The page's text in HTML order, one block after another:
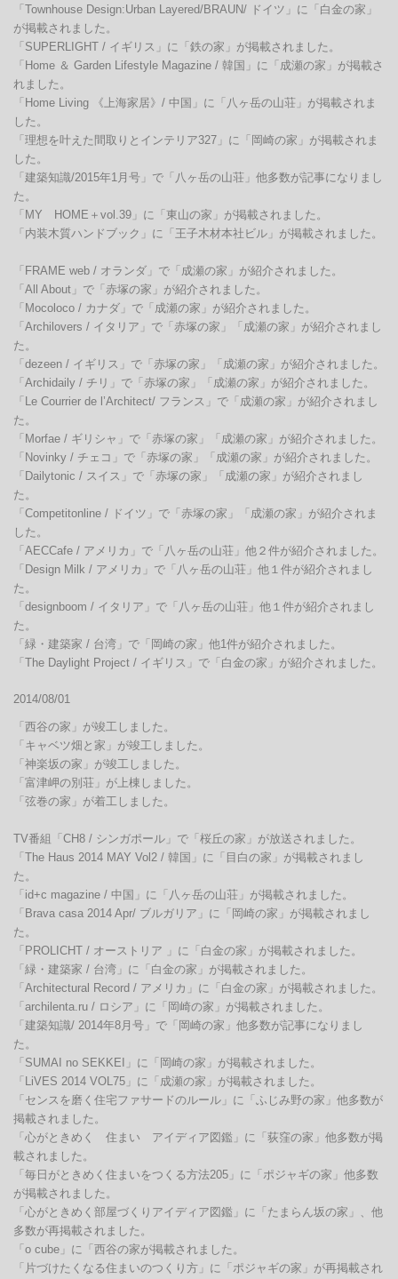
「Townhouse Design:Urban Layered/BRAUN/ ドイツ」に「白金の家」
が掲載されました。
「SUPERLIGHT / イギリス」に「鉄の家」が掲載されました。
「Home ＆ Garden Lifestyle Magazine / 韓国」に「成瀬の家」が掲載さ
れました。
「Home Living 《上海家居》/ 中国」に「八ヶ岳の山荘」が掲載されま
した。
「理想を叶えた間取りとインテリア327」に「岡崎の家」が掲載されま
した。
「建築知識/2015年1月号」で「八ヶ岳の山荘」他多数が記事になりまし
た。
「MY　HOME＋vol.39」に「東山の家」が掲載されました。
「内装木質ハンドブック」に「王子木材本社ビル」が掲載されました。
「FRAME web / オランダ」で「成瀬の家」が紹介されました。
「All About」で「赤塚の家」が紹介されました。
「Mocoloco / カナダ」で「成瀬の家」が紹介されました。
「Archilovers / イタリア」で「赤塚の家」「成瀬の家」が紹介されまし
た。
「dezeen / イギリス」で「赤塚の家」「成瀬の家」が紹介されました。
「Archidaily / チリ」で「赤塚の家」「成瀬の家」が紹介されました。
「Le Courrier de l’Architect/ フランス」で「成瀬の家」が紹介されまし
た。
「Morfae / ギリシャ」で「赤塚の家」「成瀬の家」が紹介されました。
「Novinky / チェコ」で「赤塚の家」「成瀬の家」が紹介されました。
「Dailytonic / スイス」で「赤塚の家」「成瀬の家」が紹介されまし
た。
「Competitonline / ドイツ」で「赤塚の家」「成瀬の家」が紹介されま
した。
「AECCafe / アメリカ」で「八ヶ岳の山荘」他２件が紹介されました。
「Design Milk / アメリカ」で「八ヶ岳の山荘」他１件が紹介されまし
た。
「designboom / イタリア」で「八ヶ岳の山荘」他１件が紹介されまし
た。
「緑・建築家 / 台湾」で「岡崎の家」他1件が紹介されました。
「The Daylight Project / イギリス」で「白金の家」が紹介されました。
2014/08/01
「西谷の家」が竣工しました。
「キャベツ畑と家」が竣工しました。
「神楽坂の家」が竣工しました。
「富津岬の別荘」が上棟しました。
「弦巻の家」が着工しました。
TV番組「CH8 / シンガポール」で「桜丘の家」が放送されました。
「The Haus 2014 MAY Vol2 / 韓国」に「目白の家」が掲載されまし
た。
「id+c magazine / 中国」に「八ヶ岳の山荘」が掲載されました。
「Brava casa 2014 Apr/ ブルガリア」に「岡崎の家」が掲載されまし
た。
「PROLICHT / オーストリア 」に「白金の家」が掲載されました。
「緑・建築家 / 台湾」に「白金の家」が掲載されました。
「Architectural Record / アメリカ」に「白金の家」が掲載されました。
「archilenta.ru / ロシア」に「岡崎の家」が掲載されました。
「建築知識/ 2014年8月号」で「岡崎の家」他多数が記事になりまし
た。
「SUMAI no SEKKEI」に「岡崎の家」が掲載されました。
「LiVES 2014 VOL75」に「成瀬の家」が掲載されました。
「センスを磨く住宅ファサードのルール」に「ふじみ野の家」他多数が
掲載されました。
「心がときめく　住まい　アイディア図鑑」に「荻窪の家」他多数が掲
載されました。
「毎日がときめく住まいをつくる方法205」に「ポジャギの家」他多数
が掲載されました。
「心がときめく部屋づくりアイディア図鑑」に「たまらん坂の家」、他
多数が再掲載されました。
「o cube」に「西谷の家が掲載されました。
「片づけたくなる住まいのつくり方」に「ポジャギの家」が再掲載され